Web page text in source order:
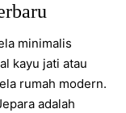
minimalis
kayu jati atau
rumah modern.
adalah